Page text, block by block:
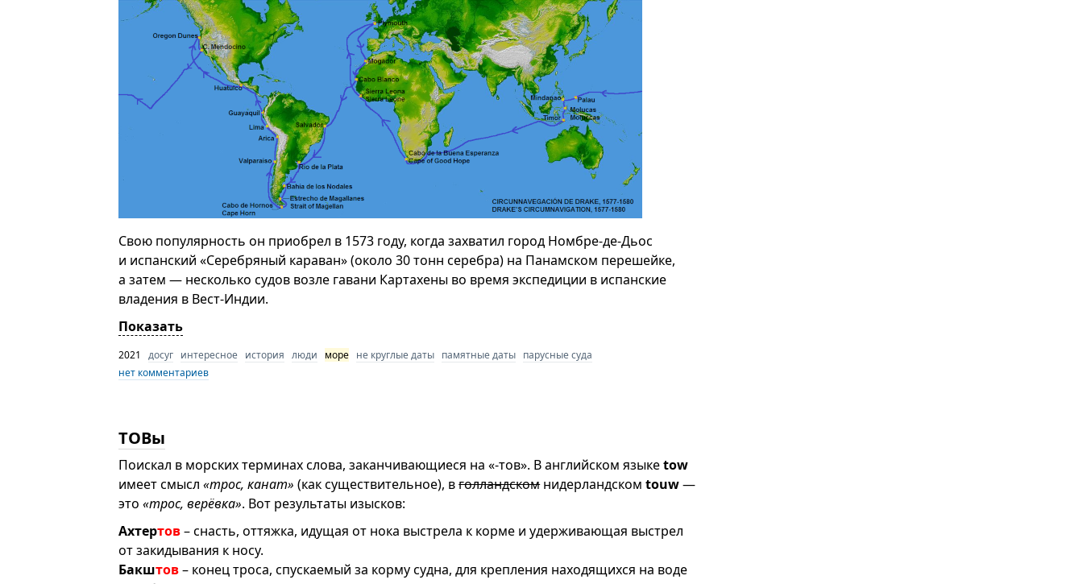
Свою популярность он приобрел в 1573 году, когда захватил город Номбре-де-Дьос
и испанский «Серебряный караван» (около 30 тонн серебра) на Панамском перешейке,
а затем — несколько судов возле гавани Картахены во время экспедиции в испанские
владения в Вест-Индии.
Показать
2021 досуг интересное история люди море не круглые даты памятные даты парусные суда
нет комментариев
ТОВы
Поискал в морских терминах слова, заканчивающиеся на «-тов». В английском языкеtow
имеет смысл«трос, канат» (как существительное), вголландскомнидерландскомtouw—
это«трос, верёвка». Вот результаты изысков:
Ахтертов– снасть, оттяжка, идущая от нока выстрела к корме и удерживающая выстрел
от закидывания к носу.
Бакштов– конец троса, спускаемый за корму судна, для крепления находящихся на воде